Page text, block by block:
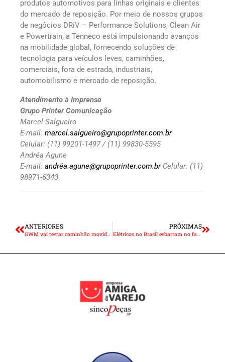
produtos automotivos para linhas originais e clientes
do mercado de reposição. Por meio de nossos grupos
de negócios DRiV – Performance Solutions, Clean Air
e Powertrain, a Tenneco está impulsionando avanços
na mobilidade global, fornecendo soluções de
tecnologia para veículos leves, caminhões,
comerciais, fora de estrada, industriais,
automobilismo e mercado de reposição.
Atendimento à Imprensa
Grupo Printer Comunicação
Marcel Salgueiro
E-mail: marcel.salgueiro@grupoprinter.com.br
Celular: (11) 99201-1497 / (11) 99830-5595
Andréa Agune
E-mail: andréa.agune@grupoprinter.com.brCelular: (11)
98971-6343
ANTERIORES
GWM vai testar caminhão movido a hidrogênio no Brasil
PRÓXIMAS
Elétricos no Brasil esbarram no fator cultural ou precisam de preço?